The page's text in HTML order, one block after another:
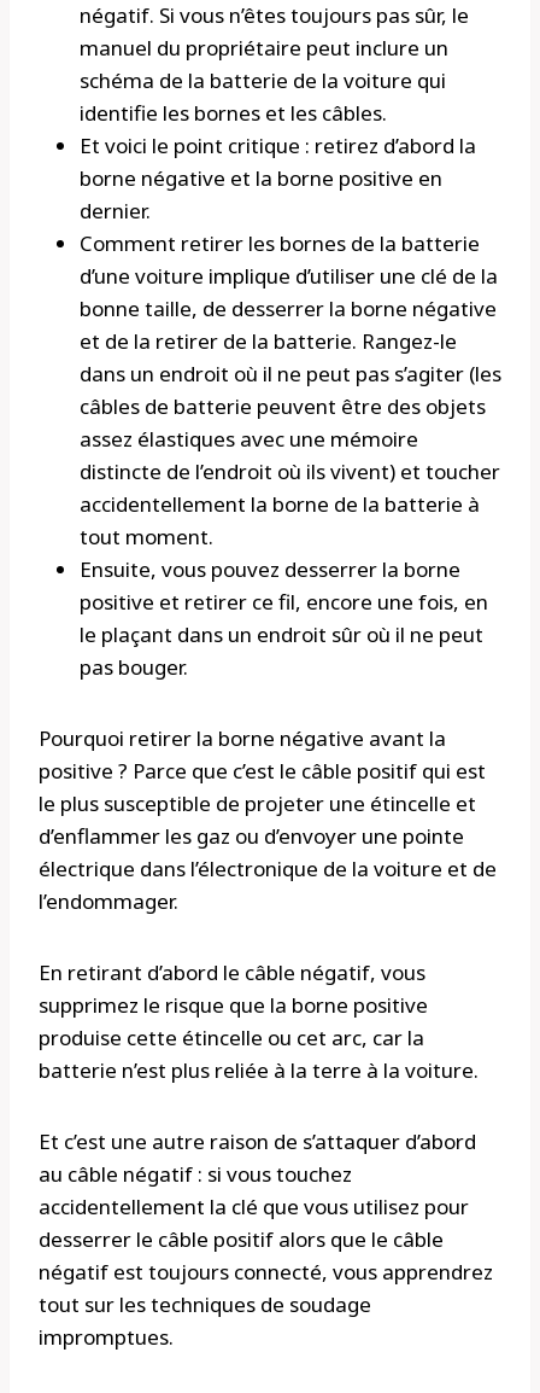
négatif. Si vous n’êtes toujours pas sûr, le
manuel du propriétaire peut inclure un
schéma de la batterie de la voiture qui
identifie les bornes et les câbles.
Et voici le point critique : retirez d’abord la
borne négative et la borne positive en
dernier.
Comment retirer les bornes de la batterie
d’une voiture implique d’utiliser une clé de la
bonne taille, de desserrer la borne négative
et de la retirer de la batterie. Rangez-le
dans un endroit où il ne peut pas s’agiter (les
câbles de batterie peuvent être des objets
assez élastiques avec une mémoire
distincte de l’endroit où ils vivent) et toucher
accidentellement la borne de la batterie à
tout moment.
Ensuite, vous pouvez desserrer la borne
positive et retirer ce fil, encore une fois, en
le plaçant dans un endroit sûr où il ne peut
pas bouger.
Pourquoi retirer la borne négative avant la
positive ? Parce que c’est le câble positif qui est
le plus susceptible de projeter une étincelle et
d’enflammer les gaz ou d’envoyer une pointe
électrique dans l’électronique de la voiture et de
l’endommager.
En retirant d’abord le câble négatif, vous
supprimez le risque que la borne positive
produise cette étincelle ou cet arc, car la
batterie n’est plus reliée à la terre à la voiture.
Et c’est une autre raison de s’attaquer d’abord
au câble négatif : si vous touchez
accidentellement la clé que vous utilisez pour
desserrer le câble positif alors que le câble
négatif est toujours connecté, vous apprendrez
tout sur les techniques de soudage
impromptues.